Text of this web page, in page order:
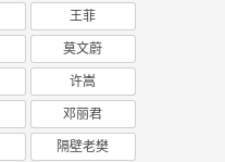
王菲
莫文蔚
许嵩
邓丽君
隔壁老樊